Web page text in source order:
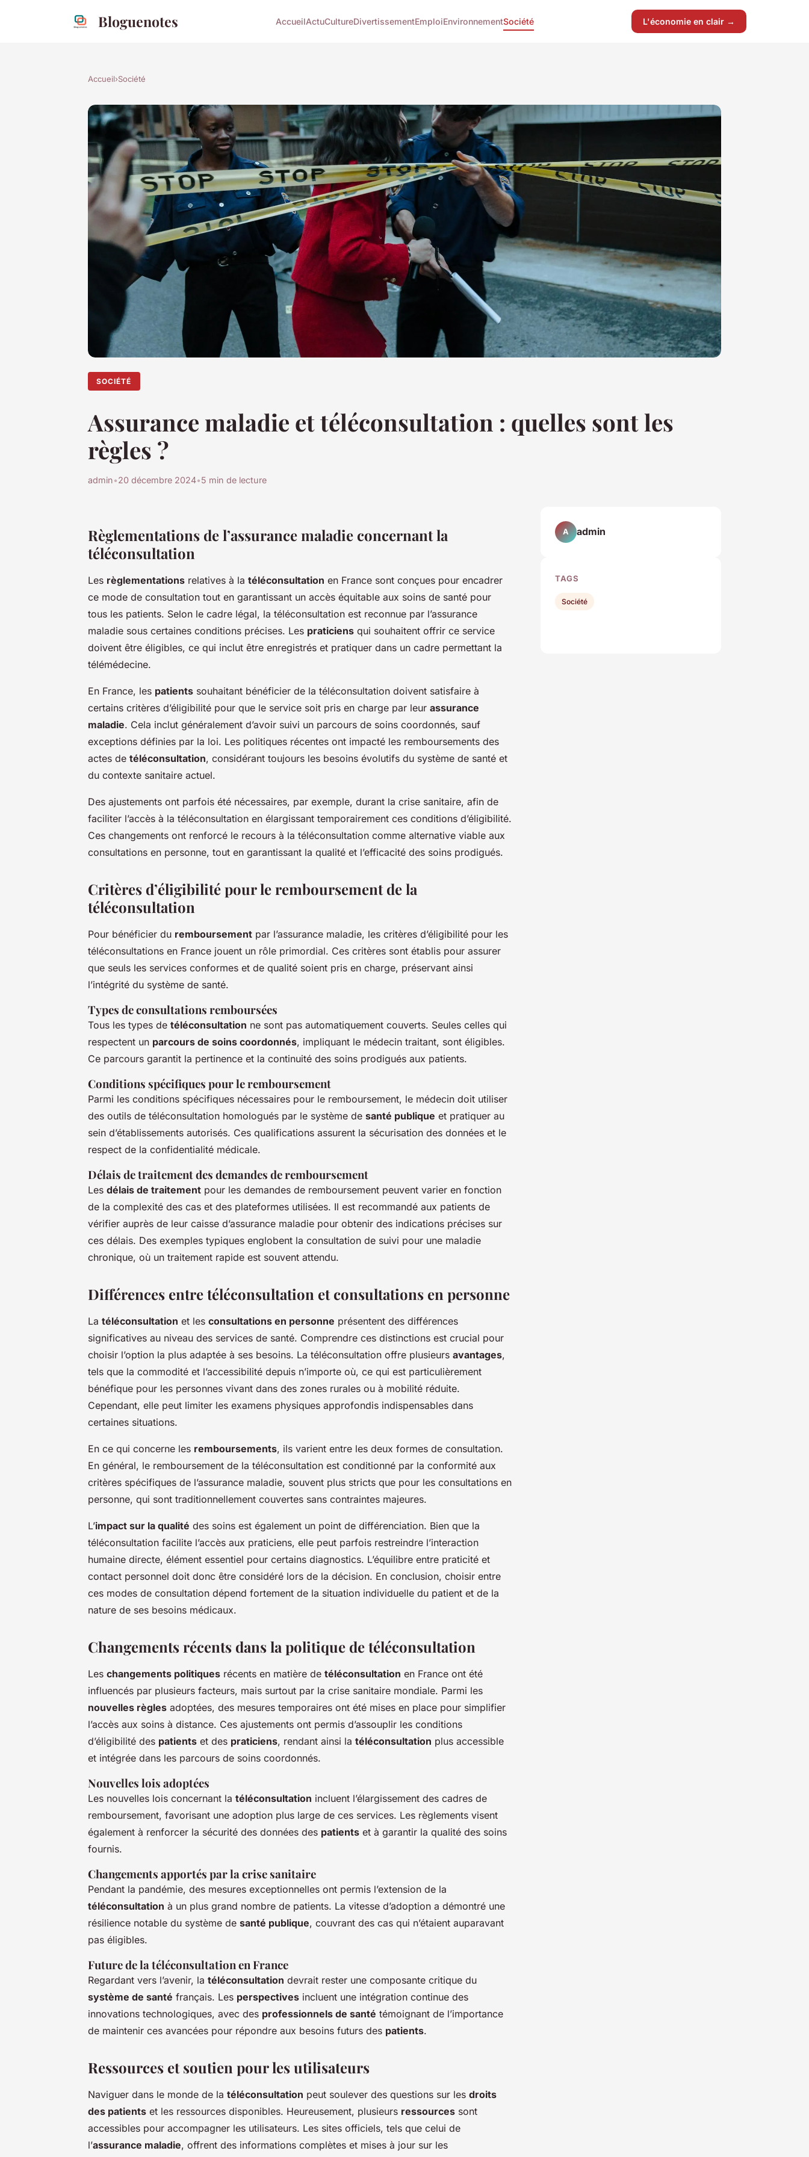
Bloguenotes AccueilActuCultureDivertissementEmploiEnvironnementSociété L'économie en clair →
Accueil›Société
SOCIÉTÉ
Assurance maladie et téléconsultation : quelles sont les
règles ?
admin•20 décembre 2024•5 min de lecture
Règlementations de l’assurance maladie concernant la
téléconsultation
Les règlementations relatives à la téléconsultation en France sont conçues pour encadrer
ce mode de consultation tout en garantissant un accès équitable aux soins de santé pour
tous les patients. Selon le cadre légal, la téléconsultation est reconnue par l’assurance
maladie sous certaines conditions précises. Les praticiens qui souhaitent offrir ce service
doivent être éligibles, ce qui inclut être enregistrés et pratiquer dans un cadre permettant la
télémédecine.
En France, les patients souhaitant bénéficier de la téléconsultation doivent satisfaire à
certains critères d’éligibilité pour que le service soit pris en charge par leur assurance
maladie. Cela inclut généralement d’avoir suivi un parcours de soins coordonnés, sauf
exceptions définies par la loi. Les politiques récentes ont impacté les remboursements des
actes de téléconsultation, considérant toujours les besoins évolutifs du système de santé et
du contexte sanitaire actuel.
Des ajustements ont parfois été nécessaires, par exemple, durant la crise sanitaire, afin de
faciliter l’accès à la téléconsultation en élargissant temporairement ces conditions d’éligibilité.
Ces changements ont renforcé le recours à la téléconsultation comme alternative viable aux
consultations en personne, tout en garantissant la qualité et l’efficacité des soins prodigués.
Critères d’éligibilité pour le remboursement de la
téléconsultation
Pour bénéficier du remboursement par l’assurance maladie, les critères d’éligibilité pour les
téléconsultations en France jouent un rôle primordial. Ces critères sont établis pour assurer
que seuls les services conformes et de qualité soient pris en charge, préservant ainsi
l’intégrité du système de santé.
Types de consultations remboursées
Tous les types de téléconsultation ne sont pas automatiquement couverts. Seules celles qui
respectent un parcours de soins coordonnés, impliquant le médecin traitant, sont éligibles.
Ce parcours garantit la pertinence et la continuité des soins prodigués aux patients.
Conditions spécifiques pour le remboursement
Parmi les conditions spécifiques nécessaires pour le remboursement, le médecin doit utiliser
des outils de téléconsultation homologués par le système de santé publique et pratiquer au
sein d’établissements autorisés. Ces qualifications assurent la sécurisation des données et le
respect de la confidentialité médicale.
Délais de traitement des demandes de remboursement
Les délais de traitement pour les demandes de remboursement peuvent varier en fonction
de la complexité des cas et des plateformes utilisées. Il est recommandé aux patients de
vérifier auprès de leur caisse d’assurance maladie pour obtenir des indications précises sur
ces délais. Des exemples typiques englobent la consultation de suivi pour une maladie
chronique, où un traitement rapide est souvent attendu.
Différences entre téléconsultation et consultations en personne
La téléconsultation et les consultations en personne présentent des différences
significatives au niveau des services de santé. Comprendre ces distinctions est crucial pour
choisir l’option la plus adaptée à ses besoins. La téléconsultation offre plusieurs avantages,
tels que la commodité et l’accessibilité depuis n’importe où, ce qui est particulièrement
bénéfique pour les personnes vivant dans des zones rurales ou à mobilité réduite.
Cependant, elle peut limiter les examens physiques approfondis indispensables dans
certaines situations.
En ce qui concerne les remboursements, ils varient entre les deux formes de consultation.
En général, le remboursement de la téléconsultation est conditionné par la conformité aux
critères spécifiques de l’assurance maladie, souvent plus stricts que pour les consultations en
personne, qui sont traditionnellement couvertes sans contraintes majeures.
L’impact sur la qualité des soins est également un point de différenciation. Bien que la
téléconsultation facilite l’accès aux praticiens, elle peut parfois restreindre l’interaction
humaine directe, élément essentiel pour certains diagnostics. L’équilibre entre praticité et
contact personnel doit donc être considéré lors de la décision. En conclusion, choisir entre
ces modes de consultation dépend fortement de la situation individuelle du patient et de la
nature de ses besoins médicaux.
Changements récents dans la politique de téléconsultation
Les changements politiques récents en matière de téléconsultation en France ont été
influencés par plusieurs facteurs, mais surtout par la crise sanitaire mondiale. Parmi les
nouvelles règles adoptées, des mesures temporaires ont été mises en place pour simplifier
l’accès aux soins à distance. Ces ajustements ont permis d’assouplir les conditions
d’éligibilité des patients et des praticiens, rendant ainsi la téléconsultation plus accessible
et intégrée dans les parcours de soins coordonnés.
Nouvelles lois adoptées
Les nouvelles lois concernant la téléconsultation incluent l’élargissement des cadres de
remboursement, favorisant une adoption plus large de ces services. Les règlements visent
également à renforcer la sécurité des données des patients et à garantir la qualité des soins
fournis.
Changements apportés par la crise sanitaire
Pendant la pandémie, des mesures exceptionnelles ont permis l’extension de la
téléconsultation à un plus grand nombre de patients. La vitesse d’adoption a démontré une
résilience notable du système de santé publique, couvrant des cas qui n’étaient auparavant
pas éligibles.
Future de la téléconsultation en France
Regardant vers l’avenir, la téléconsultation devrait rester une composante critique du
système de santé français. Les perspectives incluent une intégration continue des
innovations technologiques, avec des professionnels de santé témoignant de l’importance
de maintenir ces avancées pour répondre aux besoins futurs des patients.
Ressources et soutien pour les utilisateurs
Naviguer dans le monde de la téléconsultation peut soulever des questions sur les droits
des patients et les ressources disponibles. Heureusement, plusieurs ressources sont
accessibles pour accompagner les utilisateurs. Les sites officiels, tels que celui de
l’assurance maladie, offrent des informations complètes et mises à jour sur les
A admin
TAGS
Société